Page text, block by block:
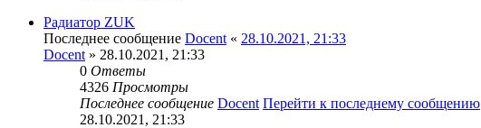
Радиатор ZUK
Последнее сообщение Docent « 28.10.2021, 21:33
Docent » 28.10.2021, 21:33
0 Ответы
4326 Просмотры
Последнее сообщение Docent Перейти к последнему сообщению
28.10.2021, 21:33